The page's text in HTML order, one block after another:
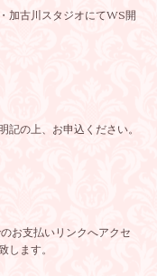
加古川スタジオにてWS開
記の上、お申込ください。
お支払いリンクへアクセ
します。